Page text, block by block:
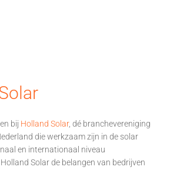
bij Holland Solar, dé branchevereniging
die werkzaam zijn in de solar
en internationaal niveau
Solar de belangen van bedrijven